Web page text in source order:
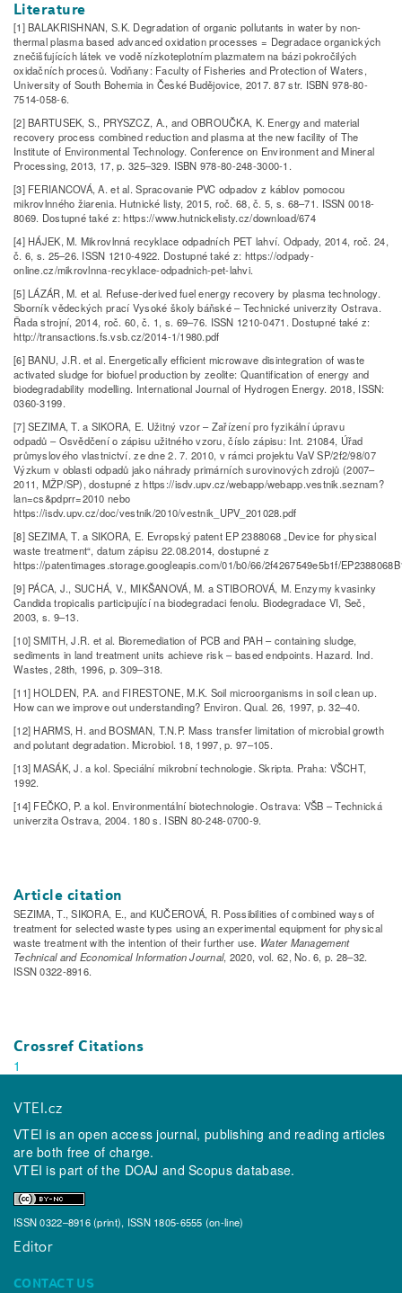
Literature
[1] BALAKRISHNAN, S.K. Degradation of organic pollutants in water by non-
thermal plasma based advanced oxidation processes = Degradace organických
znečišťujících látek ve vodě nízkoteplotním plazmatem na bázi pokročilých
oxidačních procesů. Vodňany: Faculty of Fisheries and Protection of Waters,
University of South Bohemia in České Budějovice, 2017. 87 str. ISBN 978-80-
7514-058-6.
[2] BARTUSEK, S., PRYSZCZ, A., and OBROUČKA, K. Energy and material
recovery process combined reduction and plasma at the new facility of The
Institute of Environmental Technology. Conference on Environment and Mineral
Processing, 2013, 17, p. 325–329. ISBN 978-80-248-3000-1.
[3] FERIANCOVÁ, A. et al. Spracovanie PVC odpadov z káblov pomocou
mikrovlnného žiarenia. Hutnické listy, 2015, roč. 68, č. 5, s. 68–71. ISSN 0018-
8069. Dostupné také z: https://www.hutnickelisty.cz/download/674
[4] HÁJEK, M. Mikrovlnná recyklace odpadních PET lahví. Odpady, 2014, roč. 24,
č. 6, s. 25–26. ISSN 1210-4922. Dostupné také z: https://odpady-
online.cz/mikrovlnna-recyklace-odpadnich-pet-lahvi.
[5] LÁZÁR, M. et al. Refuse-derived fuel energy recovery by plasma technology.
Sborník vědeckých prací Vysoké školy báňské – Technické univerzity Ostrava.
Řada strojní, 2014, roč. 60, č. 1, s. 69–76. ISSN 1210-0471. Dostupné také z:
http://transactions.fs.vsb.cz/2014-1/1980.pdf
[6] BANU, J.R. et al. Energetically efficient microwave disintegration of waste
activated sludge for biofuel production by zeolite: Quantification of energy and
biodegradability modelling. International Journal of Hydrogen Energy. 2018, ISSN:
0360-3199.
[7] SEZIMA, T. a SIKORA, E. Užitný vzor – Zařízení pro fyzikální úpravu
odpadů – Osvědčení o zápisu užitného vzoru, číslo zápisu: Int. 21084, Úřad
průmyslového vlastnictví. ze dne 2. 7. 2010, v rámci projektu VaV SP/2f2/98/07
Výzkum v oblasti odpadů jako náhrady primárních surovinových zdrojů (2007–
2011, MŽP/SP), dostupné z https://isdv.upv.cz/webapp/webapp.vestnik.seznam?
lan=cs&pdprr=2010 nebo
https://isdv.upv.cz/doc/vestnik/2010/vestnik_UPV_201028.pdf
[8] SEZIMA, T. a SIKORA, E. Evropský patent EP 2388068 „Device for physical
waste treatment“, datum zápisu 22.08.2014, dostupné z
https://patentimages.storage.googleapis.com/01/b0/66/2f4267549e5b1f/
[9] PÁCA, J., SUCHÁ, V., MIKŠANOVÁ, M. a STIBOROVÁ, M. Enzymy kvasinky
Candida tropicalis participující na biodegradaci fenolu. Biodegradace VI, Seč,
2003, s. 9–13.
[10] SMITH, J.R. et al. Bioremediation of PCB and PAH – containing sludge,
sediments in land treatment units achieve risk – based endpoints. Hazard. Ind.
Wastes, 28th, 1996, p. 309–318.
[11] HOLDEN, P.A. and FIRESTONE, M.K. Soil microorganisms in soil clean up.
How can we improve out understanding? Environ. Qual. 26, 1997, p. 32–40.
[12] HARMS, H. and BOSMAN, T.N.P. Mass transfer limitation of microbial growth
and polutant degradation. Microbiol. 18, 1997, p. 97–105.
[13] MASÁK, J. a kol. Speciální mikrobní technologie. Skripta. Praha: VŠCHT,
1992.
[14] FEČKO, P. a kol. Environmentální biotechnologie. Ostrava: VŠB – Technická
univerzita Ostrava, 2004. 180 s. ISBN 80-248-0700-9.
Article citation
SEZIMA, T., SIKORA, E., and KUČEROVÁ, R. Possibilities of combined ways of
treatment for selected waste types using an experimental equipment for physical
waste treatment with the intention of their further use. Water Management
Technical and Economical Information Journal, 2020, vol. 62, No. 6, p. 28–32.
ISSN 0322-8916.
Crossref Citations
1
VTEI.cz
VTEI is an open access journal, publishing and reading articles
are both free of charge.
VTEI is part of the DOAJ andScopusdatabase.
ISSN 0322–8916 (print), ISSN 1805-6555 (on-line)
Editor
CONTACT US